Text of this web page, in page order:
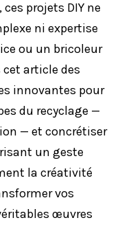
projets DIY ne
ni expertise
ou un bricoleur
article des
innovantes pour
du recyclage —
— et concrétiser
un geste
la créativité
vos
œuvres